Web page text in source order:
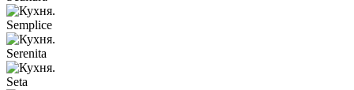
Semplice
Serenita
Seta